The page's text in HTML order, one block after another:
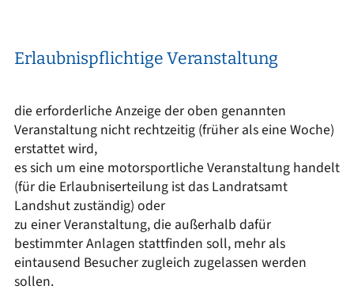
Erlaubnispflichtige Veranstaltung
die erforderliche Anzeige der oben genannten
Veranstaltung nicht rechtzeitig (früher als eine Woche)
erstattet wird,
es sich um eine motorsportliche Veranstaltung handelt
(für die Erlaubniserteilung ist das Landratsamt
Landshut zuständig) oder
zu einer Veranstaltung, die außerhalb dafür
bestimmter Anlagen stattfinden soll, mehr als
eintausend Besucher zugleich zugelassen werden
sollen.